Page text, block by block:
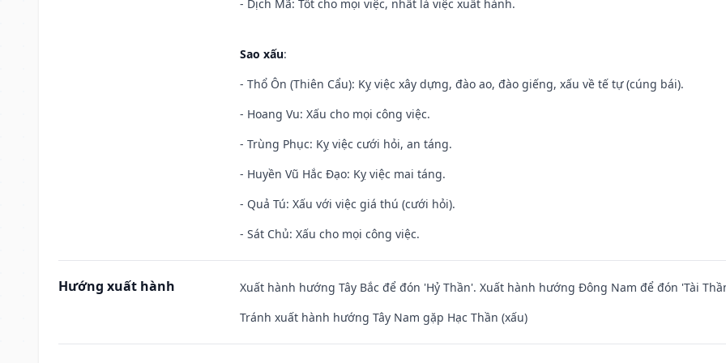
- Dịch Mã: Tốt cho mọi việc, nhất là việc xuất hành.
Sao xấu:
- Thổ Ôn (Thiên Cẩu): Kỵ việc xây dựng, đào ao, đào giếng, xấu về tế tự (cúng bái).
- Hoang Vu: Xấu cho mọi công việc.
- Trùng Phục: Kỵ việc cưới hỏi, an táng.
- Huyền Vũ Hắc Đạo: Kỵ việc mai táng.
- Quả Tú: Xấu với việc giá thú (cưới hỏi).
- Sát Chủ: Xấu cho mọi công việc.
Hướng xuất hành
Xuất hành hướng Tây Bắc để đón 'Hỷ Thần'. Xuất hành hướng Đông Nam để đón 'Tài
Tránh xuất hành hướng Tây Nam gặp Hạc Thần (xấu)